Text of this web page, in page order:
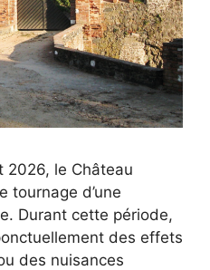
2026, le Château
tournage d’une
Durant cette période,
des effets
des nuisances